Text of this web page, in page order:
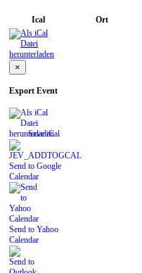
Ical Ort
×
Export Event
Save iCal
Send to Google
Calendar
Send to Yahoo
Calendar